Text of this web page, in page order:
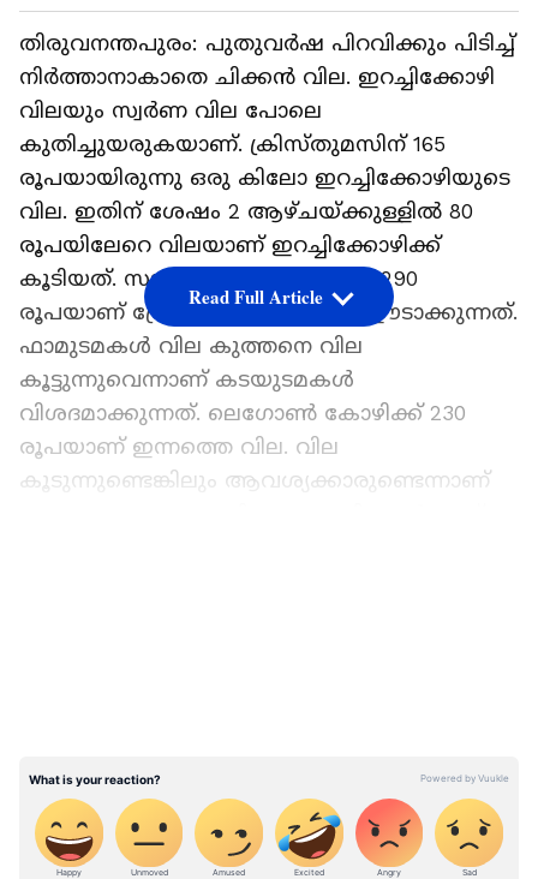
തിരുവനന്തപുരം: പുതുവർഷ പിറവിക്കും പിടിച്ച്
നിർത്താനാകാതെ ചിക്കൻ വില. ഇറച്ചിക്കോഴി
വിലയും സ്വർണ വില പോലെ
കുതിച്ചുയരുകയാണ്. ക്രിസ്തുമസിന് 165
രൂപയായിരുന്നു ഒരു കിലോ ഇറച്ചിക്കോഴിയുടെ
വില. ഇതിന് ശേഷം 2 ആഴ്ചയ്ക്കുള്ളിൽ 80
രൂപയിലേറെ വിലയാണ് ഇറച്ചിക്കോഴിക്ക്
കൂടിയത്. സാധാരണ വിപണിയിൽ 290
രൂപയാണ് ബ്രോയിലർ കോഴിക്ക് ഈടാക്കുന്നത്.
ഫാമുടമകൾ വില കുത്തനെ വില
കൂട്ടുന്നുവെന്നാണ് കടയുടമകൾ
വിശദമാക്കുന്നത്. ലെഗോൺ കോഴിക്ക് 230
രൂപയാണ് ഇന്നത്തെ വില. വില
കൂടുന്നുണ്ടെങ്കിലും ആവശ്യക്കാരുണ്ടെന്നാണ്
ഇടപെടലുകളുണ്ടായില്ലെങ്കിൽ 330ലേക്ക്
ഇറച്ചിക്കോഴി വിലയെത്തുമെന്ന മുന്നറിയിപ്പും
കച്ചവടക്കാർ മുന്നോട്ട് വയ്ക്കുന്നുണ്ട്.
Read Full Article